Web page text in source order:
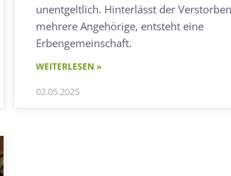
unentgeltlich. Hinterlässt der
mehrere Angehörige, entsteht eine
Erbengemeinschaft.
WEITERLESEN »
02.05.2025